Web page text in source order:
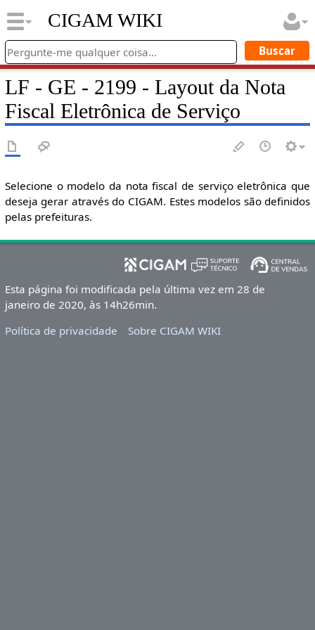
CIGAM WIKI
LF - GE - 2199 - Layout da Nota
Fiscal Eletrônica de Serviço
Selecione o modelo da nota fiscal de serviço eletrônica que
deseja gerar através do CIGAM. Estes modelos são definidos
pelas prefeituras.
Esta página foi modificada pela última vez em 28 de
janeiro de 2020, às 14h26min.
Política de privacidade
Sobre CIGAM WIKI